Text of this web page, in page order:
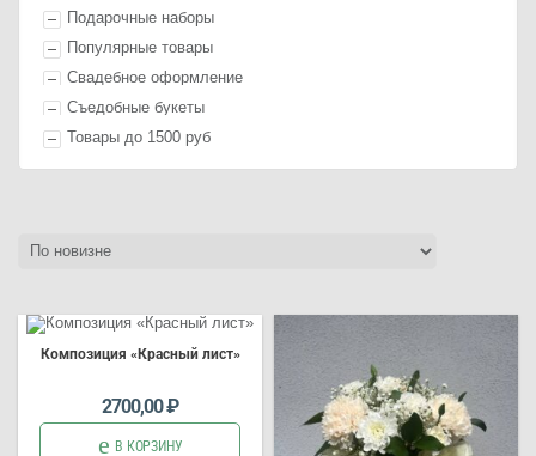
Подарочные наборы
Популярные товары
Свадебное оформление
Съедобные букеты
Товары до 1500 руб
Композиция «Красный лист»
2700,00₽
В КОРЗИНУ